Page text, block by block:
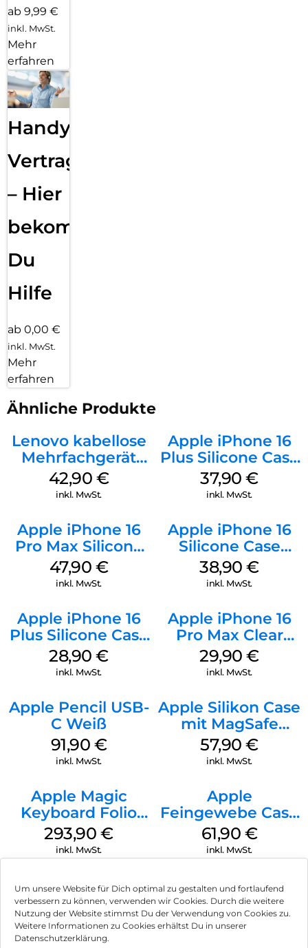
Um unsere Website für Dich optimal zu gestalten und fortlaufend
verbessern zu können, verwenden wir Cookies. Durch die weitere
Nutzung der Website stimmst Du der Verwendung von Cookies zu.
Weitere Informationen zu Cookies erhältst Du in unserer
Datenschutzerklärung.
ab 9,99 €
inkl. MwSt.
Mehr
erfahren
Handy
Vertragsabwicklung
– Hier
bekommst
Du
Hilfe
ab 0,00 €
inkl. MwSt.
Mehr
erfahren
Ähnliche Produkte
Lenovo kabellose
Mehrfachgerät
Luna Grey
42,90 €
inkl. MwSt.
Apple iPhone 16
Plus Silicone Case
MagSafe Lake
Green
37,90€
inkl. MwSt.
Apple iPhone 16
Pro Max Silicone
Case MagSafe
Black
47,90 €
inkl. MwSt.
Apple iPhone 16
Silicone Case
MagSafe
Ultramarine
38,90€
inkl. MwSt.
Apple iPhone 16
Plus Silicone Case
MagSafe Black
28,90€
inkl. MwSt.
Apple iPhone 16
Pro Max Clear
Case MagSafe
Transparent
29,90€
inkl. MwSt.
Apple Pencil USB-
C Weiß
91,90 €
inkl. MwSt.
Apple Silikon Case
mit MagSafe
iPhone 14 Pro
(PRODUCT)RED
57,90€
inkl. MwSt.
Apple Magic
Keyboard Folio
iPad 10.9″ (10.Gen.)
Weiß
293,90€
inkl. MwSt.
Apple
Feingewebe Case
iPhone 15 Pro
MagSafe Schwarz
61,90 €
inkl. MwSt.
Impressum